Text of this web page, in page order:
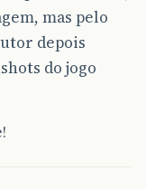
mas pelo
depois
do jogo